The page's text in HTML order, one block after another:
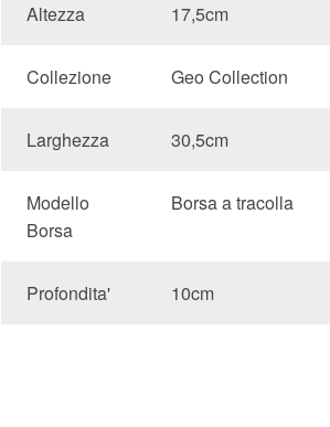
Altezza 17,5cm
Collezione Geo Collection
Larghezza 30,5cm
Modello
Borsa
Borsa a tracolla
Profondita' 10cm